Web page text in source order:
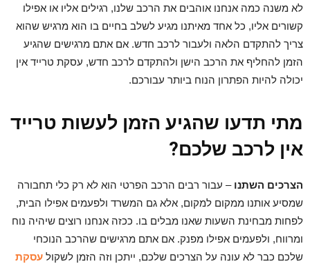
לא משנה כמה אנחנו אוהבים את הרכב שלנו, רגילים אליו או אפילו
קשורים אליו, כל אחד מאיתנו מגיע לשלב בחיים בו הוא מרגיש שהוא
צריך להתקדם הלאה ולעבור לרכב חדש. אם אתם מרגישים שהגיע
הזמן להחליף את הרכב הישן ולהתקדם לרכב חדש, עסקת טרייד אין
יכולה להיות הפתרון הנוח ביותר עבורכם.
מתי תדעו שהגיע הזמן לעשות טרייד
אין לרכב שלכם?
הצרכים השתנו – עבור רבים הרכב הפרטי הוא לא רק כלי תחבורה
שמסיע אותנו ממקום למקום, אלא גם המשרד ולפעמים אפילו הבית,
לפחות מבחינת השעות שאנו מבלים בו. ככזה אנחנו רוצים שיהיה נוח
ומרווח, ולפעמים אפילו מפנק. אם אתם מרגישים שהרכב הנוכחי
שלכם כבר לא עונה על הצרכים שלכם, ייתכן וזה הזמן לשקול עסקת